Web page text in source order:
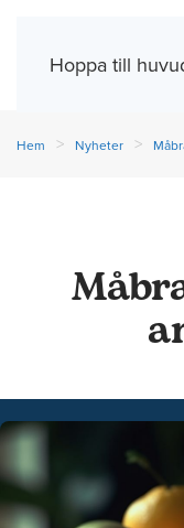
Hoppa till
Hem Nyheter